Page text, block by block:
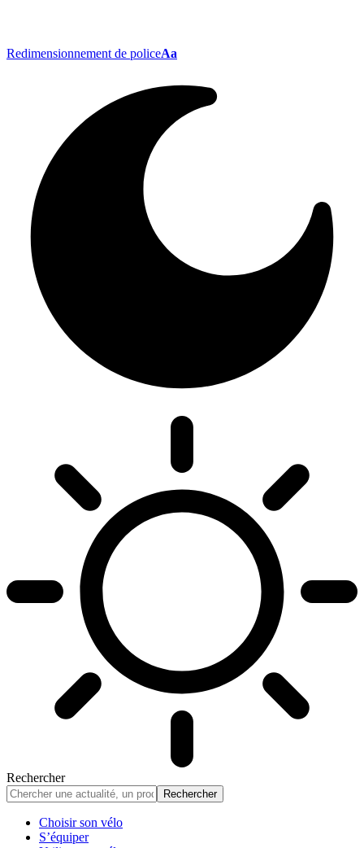
Redimensionnement de policeAa
Rechercher
Choisir son vélo
S’équiper